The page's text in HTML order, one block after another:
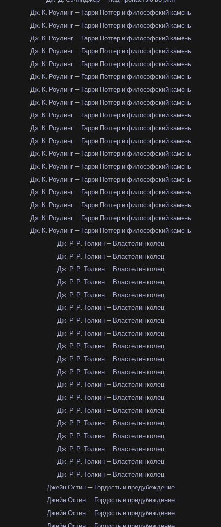
Дж. К. Роулинг — Гарри Поттер и философский камень
Дж. К. Роулинг — Гарри Поттер и философский камень
Дж. К. Роулинг — Гарри Поттер и философский камень
Дж. К. Роулинг — Гарри Поттер и философский камень
Дж. К. Роулинг — Гарри Поттер и философский камень
Дж. К. Роулинг — Гарри Поттер и философский камень
Дж. К. Роулинг — Гарри Поттер и философский камень
Дж. К. Роулинг — Гарри Поттер и философский камень
Дж. К. Роулинг — Гарри Поттер и философский камень
Дж. К. Роулинг — Гарри Поттер и философский камень
Дж. К. Роулинг — Гарри Поттер и философский камень
Дж. К. Роулинг — Гарри Поттер и философский камень
Дж. К. Роулинг — Гарри Поттер и философский камень
Дж. К. Роулинг — Гарри Поттер и философский камень
Дж. К. Роулинг — Гарри Поттер и философский камень
Дж. К. Роулинг — Гарри Поттер и философский камень
Дж. К. Роулинг — Гарри Поттер и философский камень
Дж. К. Роулинг — Гарри Поттер и философский камень
Дж. Р. Р. Толкин — Властелин колец
Дж. Р. Р. Толкин — Властелин колец
Дж. Р. Р. Толкин — Властелин колец
Дж. Р. Р. Толкин — Властелин колец
Дж. Р. Р. Толкин — Властелин колец
Дж. Р. Р. Толкин — Властелин колец
Дж. Р. Р. Толкин — Властелин колец
Дж. Р. Р. Толкин — Властелин колец
Дж. Р. Р. Толкин — Властелин колец
Дж. Р. Р. Толкин — Властелин колец
Дж. Р. Р. Толкин — Властелин колец
Дж. Р. Р. Толкин — Властелин колец
Дж. Р. Р. Толкин — Властелин колец
Дж. Р. Р. Толкин — Властелин колец
Дж. Р. Р. Толкин — Властелин колец
Дж. Р. Р. Толкин — Властелин колец
Дж. Р. Р. Толкин — Властелин колец
Дж. Р. Р. Толкин — Властелин колец
Дж. Р. Р. Толкин — Властелин колец
Джейн Остин — Гордость и предубеждение
Джейн Остин — Гордость и предубеждение
Джейн Остин — Гордость и предубеждение